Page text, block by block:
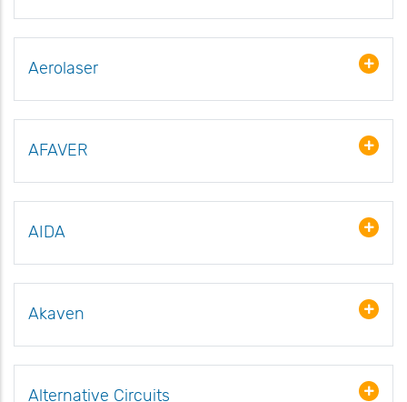
Aerolaser
AFAVER
AIDA
Akaven
Alternative Circuits